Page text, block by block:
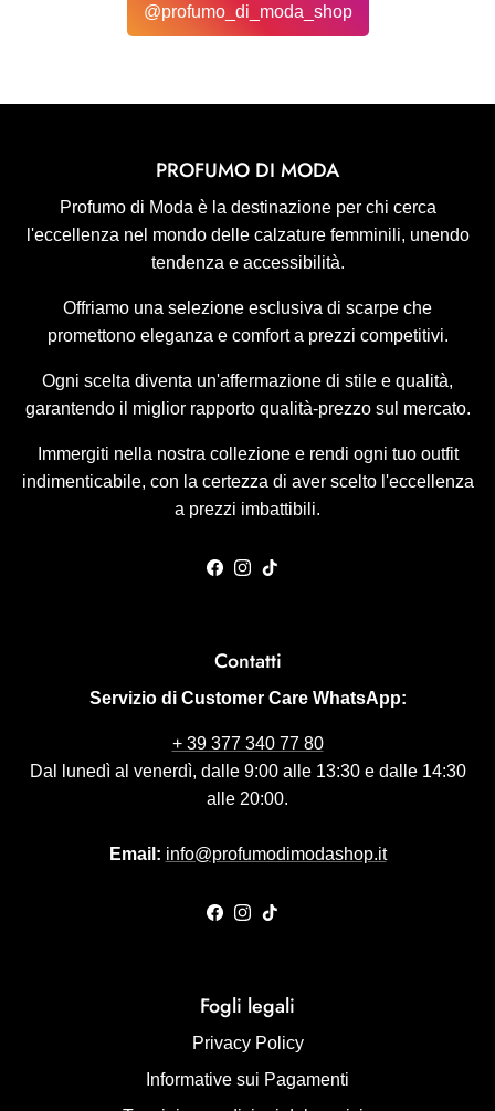
@profumo_di_moda_shop
PROFUMO DI MODA
Profumo di Moda è la destinazione per chi cerca
l'eccellenza nel mondo delle calzature femminili, unendo
tendenza e accessibilità.
Offriamo una selezione esclusiva di scarpe che
promettono eleganza e comfort a prezzi competitivi.
Ogni scelta diventa un'affermazione di stile e qualità,
garantendo il miglior rapporto qualità-prezzo sul mercato.
Immergiti nella nostra collezione e rendi ogni tuo outfit
indimenticabile, con la certezza di aver scelto l'eccellenza
a prezzi imbattibili.
Facebook
Instagram
TikTok
Contatti
Servizio di Customer Care WhatsApp:
+ 39 377 340 77 80
Dal lunedì al venerdì, dalle 9:00 alle 13:30 e dalle 14:30
alle 20:00.
Email: info@profumodimodashop.it
Facebook
Instagram
TikTok
Fogli legali
Privacy Policy
Informative sui Pagamenti